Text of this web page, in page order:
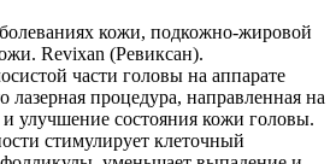
кожи, подкожно-жировой
Revixan (Ревиксан).
части головы на аппарате
процедура, направленная на
улучшение состояния кожи головы.
стимулирует клеточный